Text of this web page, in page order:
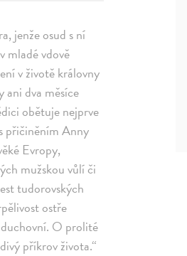
jenže osud s ní
mladé vdově
v životě královny
ani dva měsíce
obětuje nejprve
přičiněním Anny
Evropy,
mužskou vůlí či
tudorovských
ostře
duchovní. O prolité
příkrov života.“